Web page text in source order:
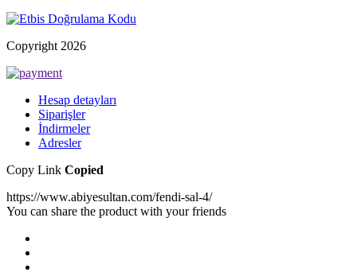
Copyright 2026
Hesap detayları
Siparişler
İndirmeler
Adresler
Copy Link Copied
https://www.abiyesultan.com/fendi-sal-4/
You can share the product with your friends